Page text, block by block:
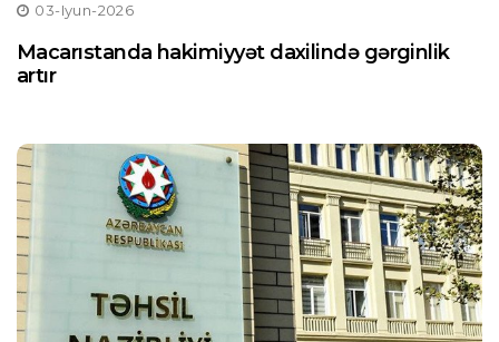
03-Iyun-2026
Macarıstanda hakimiyyət daxilində gərginlik
artır